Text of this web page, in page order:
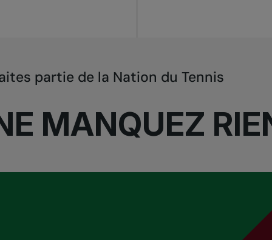
MANQUEZ
partie de la Nation du Tennis